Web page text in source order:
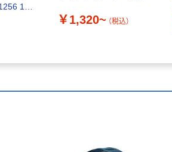
1個
￥1,320~ （税込）